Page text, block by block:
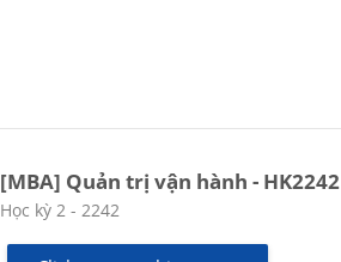
[MBA] Quản trị vận hành - HK2242
Course category
Học kỳ 2 - 2242